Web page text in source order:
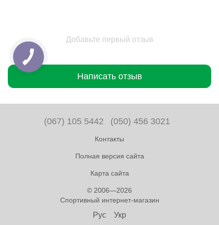
Добавьте первый отзыв
Написать отзыв
(067) 105 5442 (050) 456 3021
Контакты
Полная версия сайта
Карта сайта
© 2006—2026
Спортивный интернет-магазин
Рус Укр